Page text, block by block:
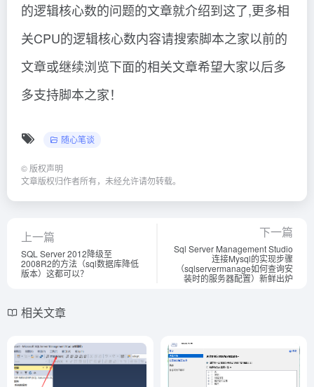
的逻辑核心数的问题的文章就介绍到这了,更多相
关CPU的逻辑核心数内容请搜索脚本之家以前的
文章或继续浏览下面的相关文章希望大家以后多
多支持脚本之家！
随心笔谈
© 版权声明
文章版权归作者所有，未经允许请勿转载。
上一篇
SQL Server 2012降级至
2008R2的方法（sql数据库降低
版本）这都可以？
下一篇
Sql Server Management Studio
连接Mysql的实现步骤
（sqlservermanage如何查询安
装时的服务器配置）新鲜出炉
相关文章